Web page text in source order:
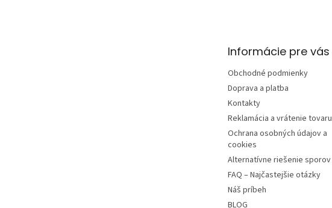
Informácie pre vás
Obchodné podmienky
Doprava a platba
Kontakty
Reklamácia a vrátenie tovaru
Ochrana osobných údajov a
cookies
Alternatívne riešenie sporov
FAQ – Najčastejšie otázky
Náš príbeh
BLOG